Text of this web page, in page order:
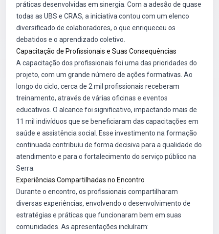
práticas desenvolvidas em sinergia. Com a adesão de quase
todas as UBS e CRAS, a iniciativa contou com um elenco
diversificado de colaboradores, o que enriqueceu os
debatidos e o aprendizado coletivo.
Capacitação de Profissionais e Suas Consequências
A capacitação dos profissionais foi uma das prioridades do
projeto, com um grande número de ações formativas. Ao
longo do ciclo, cerca de 2 mil profissionais receberam
treinamento, através de várias oficinas e eventos
educativos. O alcance foi significativo, impactando mais de
11 mil indivíduos que se beneficiaram das capacitações em
saúde e assistência social. Esse investimento na formação
continuada contribuiu de forma decisiva para a qualidade do
atendimento e para o fortalecimento do serviço público na
Serra.
Experiências Compartilhadas no Encontro
Durante o encontro, os profissionais compartilharam
diversas experiências, envolvendo o desenvolvimento de
estratégias e práticas que funcionaram bem em suas
comunidades. As apresentações incluíram: